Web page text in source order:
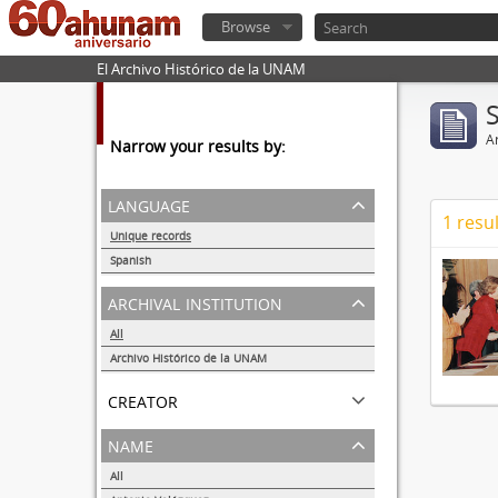
Browse
El Archivo Histórico de la UNAM
Narrow your results by:
language
Unique records
Spanish
1
archival institution
All
Archivo Histórico de la UNAM
creator
name
All
1